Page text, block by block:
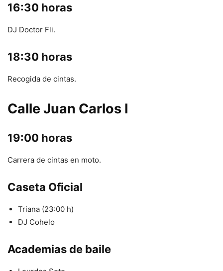
16:30 horas
DJ Doctor Fli.
18:30 horas
Recogida de cintas.
Calle Juan Carlos I
19:00 horas
Carrera de cintas en moto.
Caseta Oficial
Triana (23:00 h)
DJ Cohelo
Academias de baile